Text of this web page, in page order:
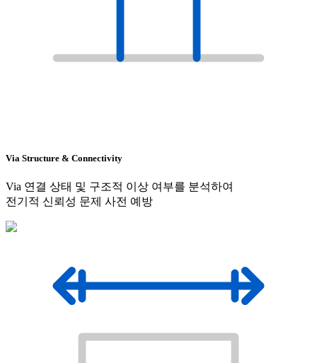
Via Structure & Connectivity
Via 연결 상태 및 구조적 이상 여부를 분석하여
전기적 신뢰성 문제 사전 예방